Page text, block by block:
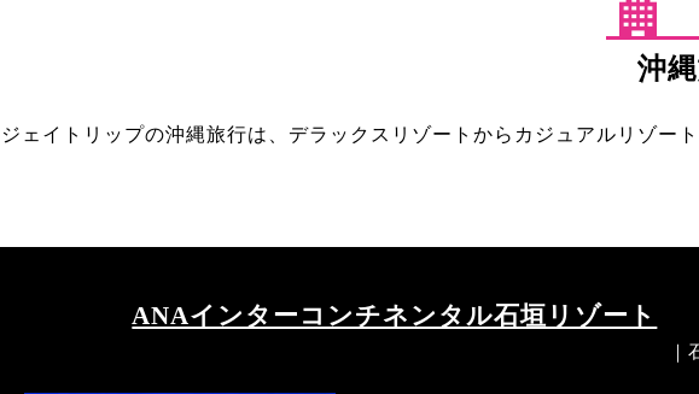
沖
ジェイトリップの沖縄旅行は、デラックスリゾートからカジュアルリゾー
ANAインターコンチネンタル石垣リゾート
｜